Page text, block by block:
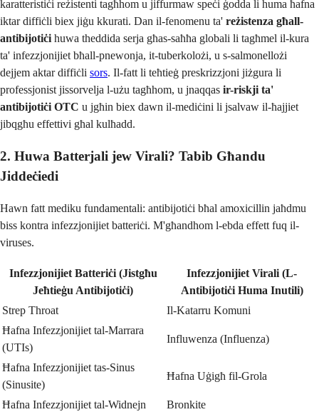
karatteristiċi reżistenti tagħhom u jiffurmaw speċi ġodda li huma ħafna
iktar diffiċli biex jiġu kkurati. Dan il-fenomenu ta' reżistenza għall-
antibijotiċi huwa theddida serja għas-saħħa globali li tagħmel il-kura
ta' infezzjonijiet bħall-pnewonja, it-tuberkolożi, u s-salmonellożi
dejjem aktar diffiċli sors. Il-fatt li teħtieġ preskrizzjoni jiżgura li
professjonist jissorvelja l-użu tagħhom, u jnaqqas ir-riskji ta'
antibijotiċi OTC u jgħin biex dawn il-mediċini li jsalvaw il-ħajjiet
jibqgħu effettivi għal kulħadd.
2. Huwa Batterjali jew Virali? Tabib Għandu
Jiddeċiedi
Hawn fatt mediku fundamentali: antibijotiċi bħal amoxicillin jaħdmu
biss kontra infezzjonijiet batteriċi. M'għandhom l-ebda effett fuq il-
viruses.
Infezzjonijiet Batteriċi (Jistgħu
Jeħtieġu Antibijotiċi)
Infezzjonijiet Virali (L-
Antibijotiċi Huma Inutili)
Strep Throat
Il-Katarru Komuni
Ħafna Infezzjonijiet tal-Marrara
(UTIs)
Influwenza (Influenza)
Ħafna Infezzjonijiet tas-Sinus
(Sinusite)
Ħafna Uġigħ fil-Grola
Ħafna Infezzjonijiet tal-Widnejn
Bronkite